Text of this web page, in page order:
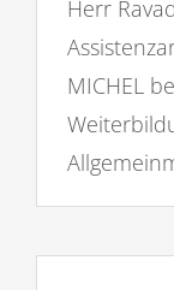
Herr
MICHEL